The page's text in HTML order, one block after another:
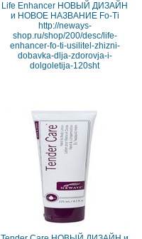
Life Enhancer НОВЫЙ ДИЗАЙН
и НОВОЕ НАЗВАНИЕ Fo-Ti
http://neways-
shop.ru/shop/200/desc/life-
enhancer-fo-ti-usilitel-zhizni-
dobavka-dlja-zdorovja-i-
dolgoletija-120sht